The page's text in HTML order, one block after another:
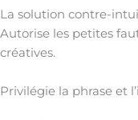
La solution contre-
Autorise les petites
créatives.
Privilégie la phrase et